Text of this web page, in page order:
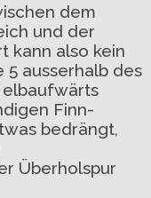
dem
und der
kann also kein
5 ausserhalb des
elbaufwärts
Finn-
bedrängt,
Überholspur